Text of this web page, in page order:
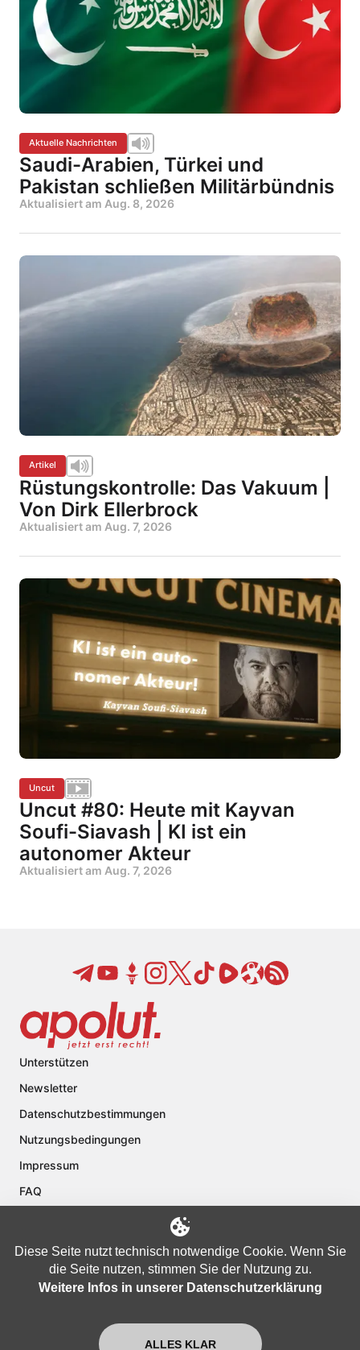
Aktuelle Nachrichten
Saudi-Arabien, Türkei und
Pakistan schließen Militärbündnis
Aktualisiert am Aug. 8, 2026
Artikel
Rüstungskontrolle: Das Vakuum |
Von Dirk Ellerbrock
Aktualisiert am Aug. 7, 2026
Uncut
Uncut #80: Heute mit Kayvan
Soufi-Siavash | KI ist ein
autonomer Akteur
Aktualisiert am Aug. 7, 2026
Unterstützen
Newsletter
Datenschutzbestimmungen
Nutzungsbedingungen
Impressum
FAQ
Copyright © 2024 apolut | Jetzt erst recht!. Published apolut Creatives
Diese Seite nutzt technisch notwendige Cookie. Wenn Sie
die Seite nutzen, stimmen Sie der Nutzung zu.
Weitere Infos in unserer Datenschutzerklärung
ALLES KLAR